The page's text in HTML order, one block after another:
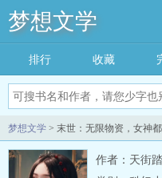
梦想文学
排行 收藏
梦想文学 > 末世：无限物资，女神
作者：天街